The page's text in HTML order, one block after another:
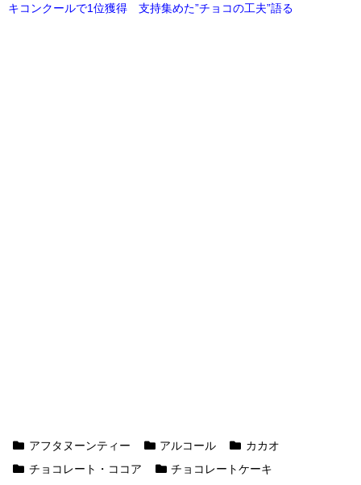
キコンクールで1位獲得 支持集めた”チョコの工夫”語る
アフタヌーンティー アルコール
カカオ
チョコレート・ココア
チョコレートケーキ